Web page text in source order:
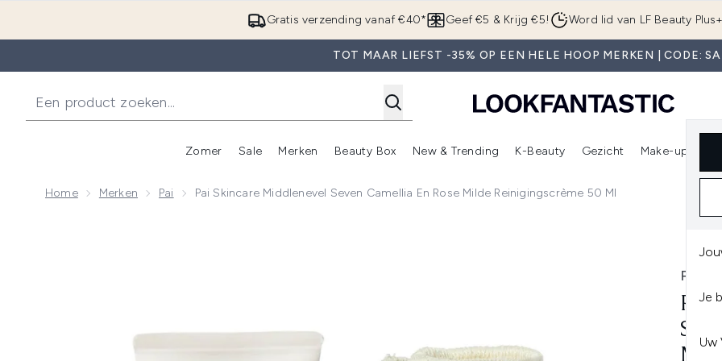
Overslaan naar de hoofdinhoud
Gratis verzending vanaf €40* Geef €5 & Krijg €5! Word lid van LF Beauty Plus+
TOT MAAR LIEFST -35% OP EEN HELE HOOP MERKEN | CODE:
Je
Uw
Zomer
Enter submenu (Zomer)
Sale
Enter submenu (Sale)
Merken
Enter submenu (Merken)
Beauty Box
Enter submenu (Beauty Box)
New & Trending
Enter submenu (New & Trending)
K-Beauty
Enter submenu (K-Beauty)
Gezicht Make-up
Home Merken Pai Pai Skincare Middlenevel Seven Camellia En Rose Milde Reinigingscrème 50 Ml
PAI
PAI